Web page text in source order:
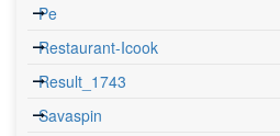
Pe
Restaurant-Icook
Result_1743
Savaspin